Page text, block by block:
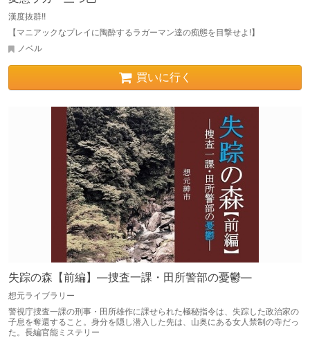
漢度抜群!!
【マニアックなプレイに陶酔するラガーマン達の痴態を目撃せよ!】
ノベル
買いに行く
失踪の森【前編】―捜査一課・田所警部の憂鬱―
想元ライブラリー
警視庁捜査一課の刑事・田所雄作に課せられた極秘指令は、失踪した政治家の
子息を奪還すること。身分を隠し潜入した先は、山奥にある女人禁制の寺だっ
た。長編官能ミステリー